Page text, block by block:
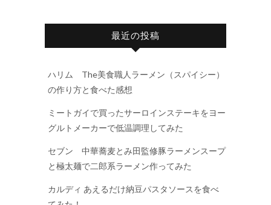
最近の投稿
ハリム The美食職人ラーメン（スパイシー）
の作り方と食べた感想
ミートガイで買ったサーロインステーキをヨー
グルトメーカーで低温調理してみた
セブン 中華蕎麦とみ田監修豚ラーメンスープ
と極太麺で二郎系ラーメン作ってみた
カルディ あえるだけ納豆パスタソースを食べ